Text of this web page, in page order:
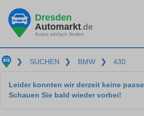
Dresden
Automarkt.de
Autos einfach finden
❯ SUCHEN ❯ BMW ❯ 430
Leider konnten wir derzeit keine
Schauen Sie bald wieder vorbei!